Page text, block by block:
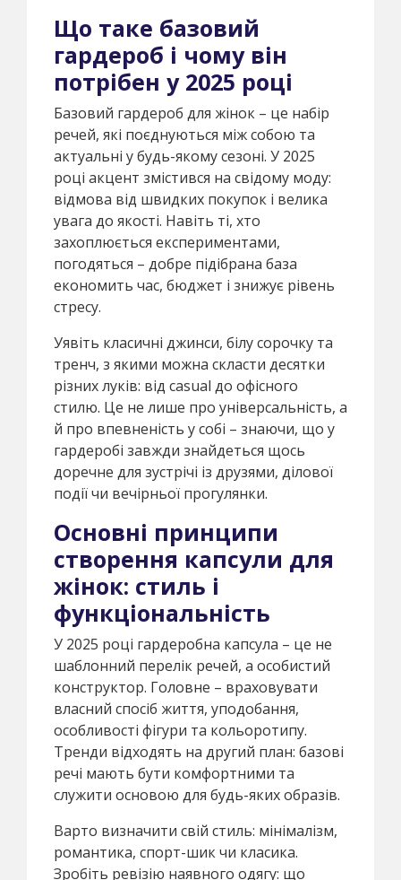
Що таке базовий
гардероб і чому він
потрібен у 2025 році
Базовий гардероб для жінок – це набір
речей, які поєднуються між собою та
актуальні у будь-якому сезоні. У 2025
році акцент змістився на свідому моду:
відмова від швидких покупок і велика
увага до якості. Навіть ті, хто
захоплюється експериментами,
погодяться – добре підібрана база
економить час, бюджет і знижує рівень
стресу.
Уявіть класичні джинси, білу сорочку та
тренч, з якими можна скласти десятки
різних луків: від casual до офісного
стилю. Це не лише про універсальність, а
й про впевненість у собі – знаючи, що у
гардеробі завжди знайдеться щось
доречне для зустрічі із друзями, ділової
події чи вечірньої прогулянки.
Основні принципи
створення капсули для
жінок: стиль і
функціональність
У 2025 році гардеробна капсула – це не
шаблонний перелік речей, а особистий
конструктор. Головне – враховувати
власний спосіб життя, уподобання,
особливості фігури та кольоротипу.
Тренди відходять на другий план: базові
речі мають бути комфортними та
служити основою для будь-яких образів.
Варто визначити свій стиль: мінімалізм,
романтика, спорт-шик чи класика.
Зробіть ревізію наявного одягу: що